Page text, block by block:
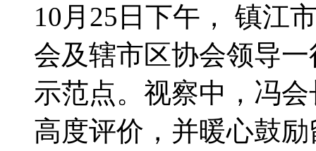
10月25日下午， 镇江
会及辖市区协会领导
示范点。视察中，冯
高度评价，并暖心鼓